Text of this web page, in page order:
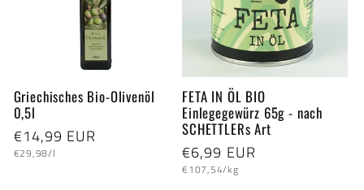
Griechisches Bio-Olivenöl
0,5l
Normaler
Preis
€14,99 EUR
Grundpreis
€29,98/l
FETA IN ÖL BIO
Einlegegewürz 65g - nach
SCHETTLERs Art
Normaler
Preis
€6,99 EUR
Grundpreis
€107,54/kg